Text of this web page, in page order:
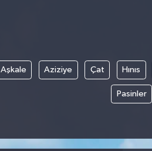
Aşkale Aziziye Çat Hınıs
Pasinler